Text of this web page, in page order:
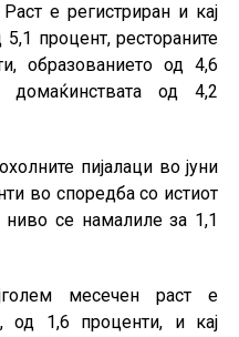
е регистриран и кај
5,1 процент, рестораните
образованието од 4,6
од 4,2
пијалаци во јуни
во споредба со истиот
се намалиле за 1,1
месечен раст е
од 1,6 проценти, и кај